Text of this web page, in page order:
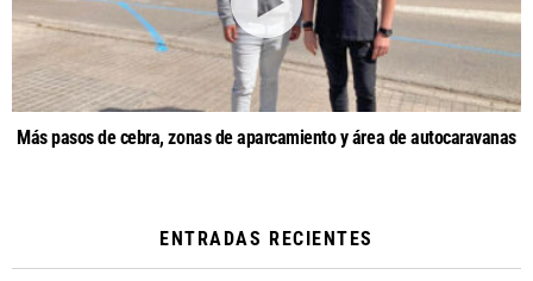
Más pasos de cebra, zonas de aparcamiento y área de autocaravanas
ENTRADAS RECIENTES